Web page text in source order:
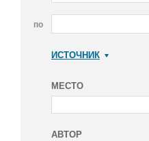
по
ИСТОЧНИК
МЕСТО
АВТОР